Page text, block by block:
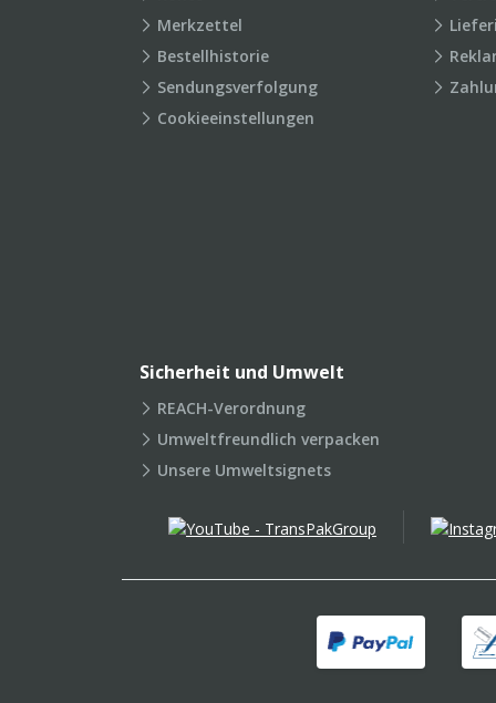
Merkzettel
Bestellhistorie
Sendungsverfolgung
Cookieeinstellungen
Sicherheit und Umwelt
REACH-Verordnung
Umweltfreundlich verpacken
Unsere Umweltsignets